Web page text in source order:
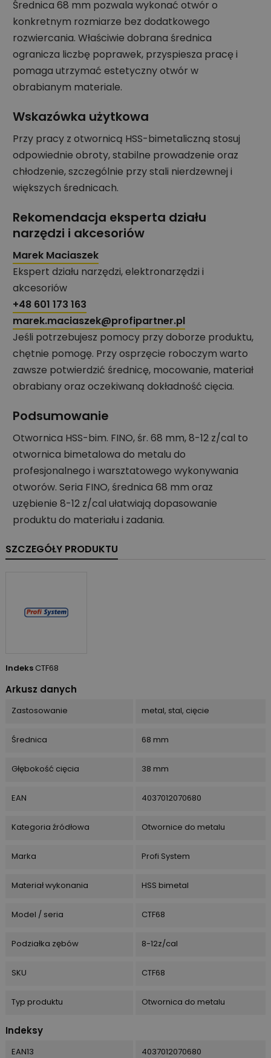
Średnica 68 mm pozwala wykonać otwór o
konkretnym rozmiarze bez dodatkowego
rozwiercania. Właściwie dobrana średnica
ogranicza liczbę poprawek, przyspiesza pracę i
pomaga utrzymać estetyczny otwór w
obrabianym materiale.
Wskazówka użytkowa
Przy pracy z otwornicą HSS-bimetaliczną stosuj
odpowiednie obroty, stabilne prowadzenie oraz
chłodzenie, szczególnie przy stali nierdzewnej i
większych średnicach.
Rekomendacja eksperta działu
narzędzi i akcesoriów
Marek Maciaszek
Ekspert działu narzędzi, elektronarzędzi i
akcesoriów
+48 601 173 163
marek.maciaszek@profipartner.pl
Jeśli potrzebujesz pomocy przy doborze produktu,
chętnie pomogę. Przy osprzęcie roboczym warto
zawsze potwierdzić średnicę, mocowanie, materiał
obrabiany oraz oczekiwaną dokładność cięcia.
Podsumowanie
Otwornica HSS-bim. FINO, śr. 68 mm, 8-12 z/cal to
otwornica bimetalowa do metalu do
profesjonalnego i warsztatowego wykonywania
otworów. Seria FINO, średnica 68 mm oraz
uzębienie 8-12 z/cal ułatwiają dopasowanie
produktu do materiału i zadania.
SZCZEGÓŁY PRODUKTU
Indeks CTF68
Arkusz danych
Zastosowanie metal, stal, cięcie
Średnica 68 mm
Głębokość cięcia 38 mm
EAN 4037012070680
Kategoria źródłowa Otwornice do metalu
Marka Profi System
Materiał wykonania HSS bimetal
Model / seria CTF68
Podziałka zębów 8-12z/cal
SKU CTF68
Typ produktu Otwornica do metalu
Indeksy
EAN13 4037012070680